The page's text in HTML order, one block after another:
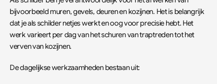
bijvoorbeeld muren, gevels, deuren en kozijnen. Het is belangrijk
dat je als schilder netjes werkt en oog voor precisie hebt. Het
werk varieert per dag van het schuren van traptreden tot het
verven van kozijnen.
De dagelijkse werkzaamheden bestaan uit: